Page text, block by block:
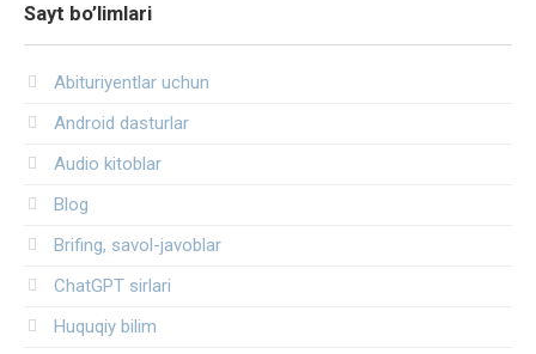
Sayt bo’limlari
Abituriyentlar uchun
Android dasturlar
Audio kitoblar
Blog
Brifing, savol-javoblar
ChatGPT sirlari
Huquqiy bilim